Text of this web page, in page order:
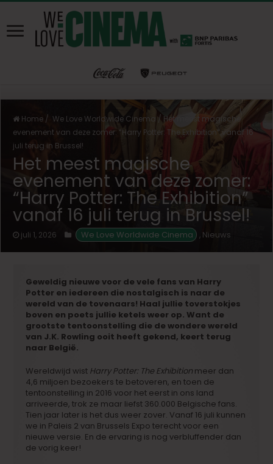
Home / We Love Worldwide Cinema / Het meest magische
evenement van deze zomer: “Harry Potter: The Exhibition” vanaf 16
juli terug in Brussel!
Het meest magische
evenement van deze zomer:
“Harry Potter: The Exhibition”
vanaf 16 juli terug in Brussel!
juli 1, 2026 We Love Worldwide Cinema , Nieuws
Geweldig nieuwe voor de vele fans van Harry
Potter en iedereen die nostalgisch is naar de
wereld van de tovenaars! Haal jullie toverstokjes
boven en poets jullie ketels weer op. Want de
grootste tentoonstelling die de wondere wereld
van J.K. Rowling ooit heeft gekend, keert terug
naar België.
Wereldwijd wist Harry Potter: The Exhibition meer dan
4,6 miljoen bezoekers te betoveren, en toen de
tentoonstelling in 2016 voor het eerst in ons land
arriveerde, trok ze maar liefst 360.000 Belgische fans.
Tien jaar later is het dus weer zover. Vanaf 16 juli kunnen
we in Paleis 2 van Brussels Expo terecht voor een
nieuwe versie. En de ervaring is nog verbluffender dan
de vorig keer!